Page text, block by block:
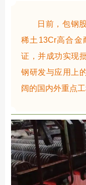
日前，包钢
稀土13Cr高合金
证，并成功实现
钢研发与应用上
阔的国内外重点